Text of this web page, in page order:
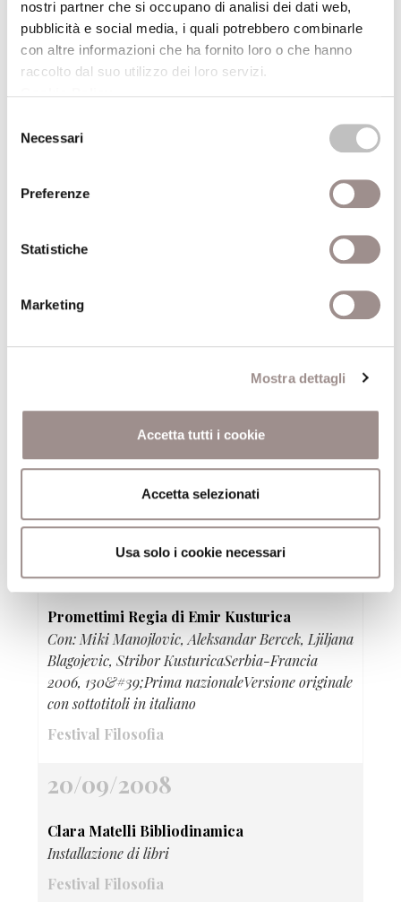
nostri partner che si occupano di analisi dei dati web,
pubblicità e social media, i quali potrebbero combinarle
con altre informazioni che ha fornito loro o che hanno
raccolto dal suo utilizzo dei loro servizi.
delNecessari
Preferenze
Statistiche
Marketing
Mostra dettagli
Accetta tutti i cookie
Accetta selezionati
Usa solo i cookie necessari
20/09/2008
Attraverso la finestra Fotografie di Giorgio
Festival Filosofia
20/09/2008
Sandy Skoglund True Fiction
20/09/2008
Nervo&Tes Like a bag
Videoinstallazione e performance
Festival Filosofia
20/09/2008
Promettimi Regia di Emir Kusturica
Con: Miki Manojlovic, Aleksandar Bercek, Ljiljana
Blagojevic, Stribor KusturicaSerbia-Francia
2006, 130&#39;Prima nazionaleVersione originale
con sottotitoli in italiano
Festival Filosofia
20/09/2008
Clara Matelli Bibliodinamica
Installazione di libri
Festival Filosofia